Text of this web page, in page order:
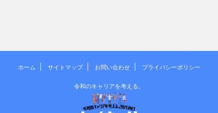
ホーム サイトマップ お問い合わせ プライバシーポリシー
令和のキャリアを考える。